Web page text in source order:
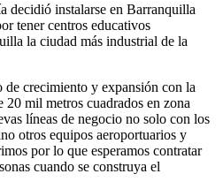
decidió instalarse en Barranquilla
tener centros educativos
la ciudad más industrial de la
de crecimiento y expansión con la
mil metros cuadrados en zona
líneas de negocio no solo con los
otros equipos aeroportuarios y
por lo que esperamos contratar
cuando se construya el